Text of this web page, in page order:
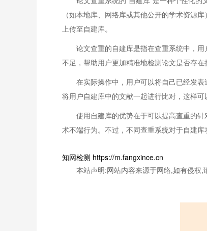
（如本地库、网络库或其他公开的学术资源
上传至自建库。
论文查重的自建库是指在查重系统中，
不足，帮助用户更加精准地检测论文是否存在
在实际操作中，用户可以将自己已经发
将用户自建库中的文献一起进行比对，这样
使用自建库的优势在于可以提高查重的
术不端行为。不过，不同查重系统对于自建
知网检测 https://m.fangxince.cn
本站声明:网站内容来源于网络,如有侵权,